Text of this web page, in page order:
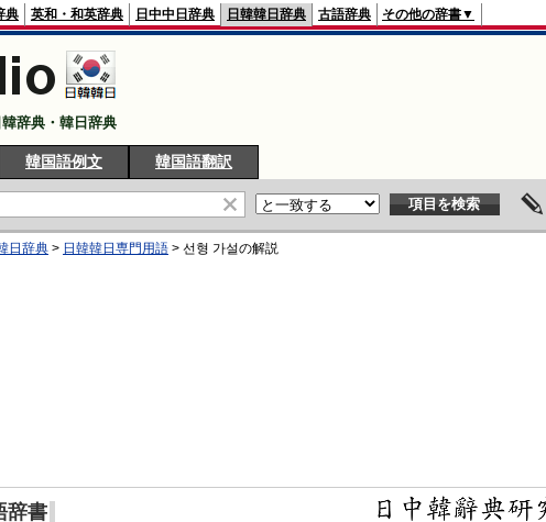
典 英和・和英辞典 日中中日辞典 日韓韓日辞典 古語辞典 その他の辞書▼
辞典・韓日辞典
韓国語例文 韓国語翻訳
日辞典 > 日韓韓日専門用語 > 선형 가설の解説
辞書